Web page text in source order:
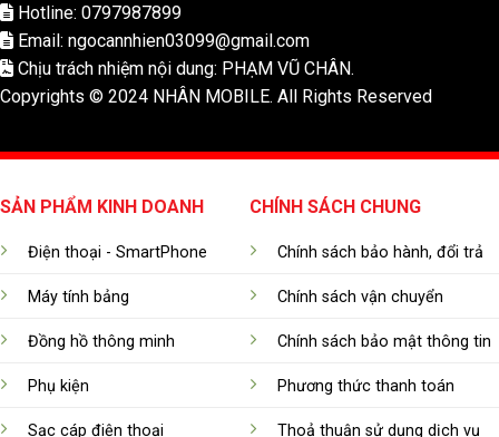
Hotline: 0797987899
Email: ngocannhien03099@gmail.com
Chịu trách nhiệm nội dung: PHẠM VŨ CHÂN.
Copyrights © 2024 NHÂN MOBILE. All Rights Reserved
SẢN PHẨM KINH DOANH
Điện thoại - SmartPhone
Máy tính bảng
Đồng hồ thông minh
Phụ kiện
Sạc cáp điện thoại
CHÍNH SÁCH CHUNG
Chính sách bảo hành, đổi trả
Chính sách vận chuyển
Chính sách bảo mật thông tin
Phương thức thanh toán
Thoả thuận sử dụng dịch vụ